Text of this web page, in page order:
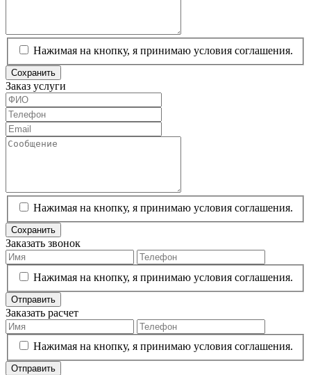
Нажимая на кнопку, я принимаю условия соглашения.
Сохранить
Заказ услуги
Нажимая на кнопку, я принимаю условия соглашения.
Сохранить
Заказать звонок
Нажимая на кнопку, я принимаю условия соглашения.
Отправить
Заказать расчет
Нажимая на кнопку, я принимаю условия соглашения.
Отправить